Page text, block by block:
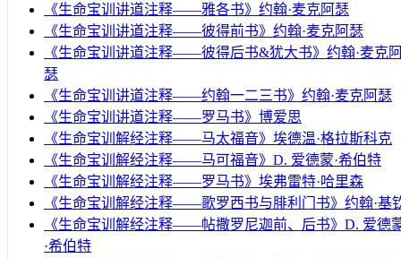
《生命宝训讲道注释——雅各书》约翰·麦克阿瑟
《生命宝训讲道注释——彼得前书》约翰·麦克阿瑟
《生命宝训讲道注释——彼得后书&犹大书》约翰·麦克
瑟
《生命宝训讲道注释——约翰一二三书》约翰·麦克阿瑟
《生命宝训讲道注释——罗马书》博爱思
《生命宝训解经注释——马太福音》埃德温·格拉斯科克
《生命宝训解经注释——马可福音》D. 爱德蒙·希伯特
《生命宝训解经注释——罗马书》埃弗雷特·哈里森
《生命宝训解经注释——歌罗西书与腓利门书》约翰·基
《生命宝训解经注释——帖撒罗尼迦前、后书》D. 爱德
·希伯特